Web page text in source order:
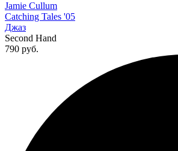
Jamie Cullum
Catching Tales '05
Джаз
Second Hand
790 руб.